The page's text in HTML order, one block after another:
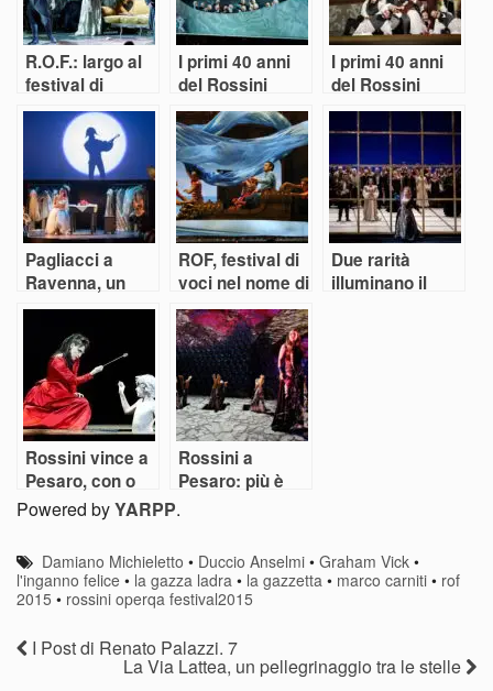
R.O.F.: largo al
festival di
qualità
I primi 40 anni
del Rossini
Opera Festival.
Semiramide
I primi 40 anni
del Rossini
Opera Festival.
La sorpresa è
L’equivoco
stavagante
Pagliacci a
Ravenna, un
festival per
giovani talenti
ROF, festival di
voci nel nome di
Rossini
Due rarità
illuminano il
Rossini vince a
Pesaro, con o
senza regia
Rossini a
Pesaro: più è
Powered byYARPP.
Damiano Michieletto • Duccio Anselmi •Graham Vick •
l'inganno felice • la gazza ladra • la gazzetta • marco carniti • rof
2015 • rossini operqa festival2015
I Post di Renato Palazzi. 7
La Via Lattea, un pellegrinaggio tra le stelle